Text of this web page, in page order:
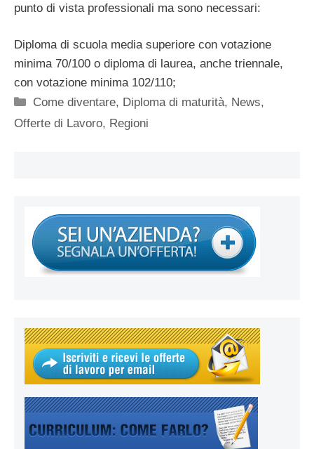
punto di vista professionali ma sono necessari:
Diploma di scuola media superiore con votazione
minima 70/100 o diploma di laurea, anche triennale,
con votazione minima 102/110;
Categorie
Come diventare, Diploma di maturità, News,
Offerte di Lavoro, Regioni